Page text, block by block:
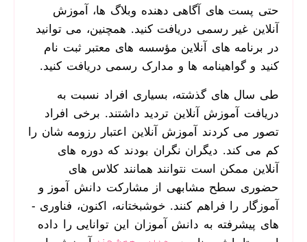
حتی پست ­های آگاهی­ دهنده وبلاگ ­ها، آموزش
آنلاین غیر رسمی دریافت کنید. همچنین، می ­توانید
در برنامه­ های آنلاین مؤسسه­ های معتبر ثبت ­نام
کنید و گواهی­نامه ­ها و مدارک رسمی دریافت کنید.
طی سال ­های گذشته، بسیاری افراد نسبت به
دریافت آموزش آنلاین تردید داشتند. برخی افراد
تصور می ­کردند آموزش آنلاین اعتبار رزومه شان را
کم می کند. دیگران نگران بودند که دوره ­های
آنلاین ممکن است نتوانند همانند کلاس ­های
حضوری سطح مشابهی از مشارکت دانش ­آموز و
آموزگار را فراهم کنند. خوشبختانه، اکنون، فناوری ­
های پیشرفته به دانش ­آموزان این توانایی را داده